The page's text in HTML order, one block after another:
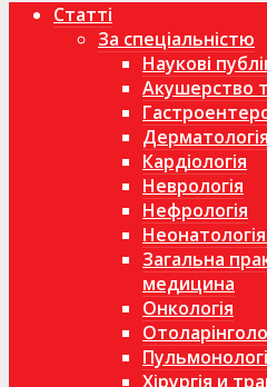
Статті
За спеціальністю
Наукові
Акушерство
Дерматологія
Кардіологія
Неврологія
Нефрологія
Загальна
медицина
Онкологія
Хірургія и